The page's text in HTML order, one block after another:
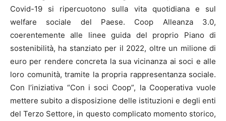
Covid-19 si ripercuotono sulla vita quotidiana e sul
welfare sociale del Paese. Coop Alleanza 3.0,
coerentemente alle linee guida del proprio Piano di
sostenibilità, ha stanziato per il 2022, oltre un milione di
euro per rendere concreta la sua vicinanza ai soci e alle
loro comunità, tramite la propria rappresentanza sociale.
Con l’iniziativa “Con i soci Coop”, la Cooperativa vuole
mettere subito a disposizione delle istituzioni e degli enti
del Terzo Settore, in questo complicato momento storico,